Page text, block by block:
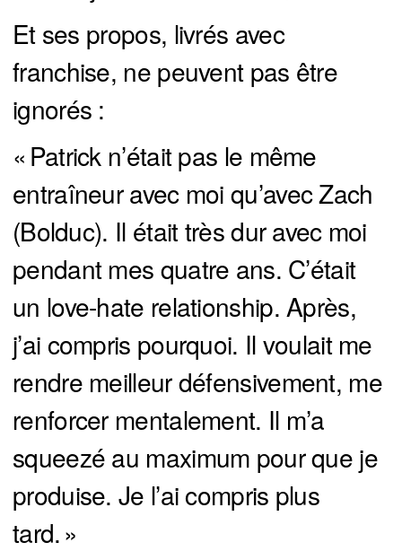
Et ses propos, livrés avec
franchise, ne peuvent pas être
ignorés :
« Patrick n’était pas le même
entraîneur avec moi qu’avec Zach
(Bolduc). Il était très dur avec moi
pendant mes quatre ans. C’était
un love-hate relationship. Après,
j’ai compris pourquoi. Il voulait me
rendre meilleur défensivement, me
renforcer mentalement. Il m’a
squeezé au maximum pour que je
produise. Je l’ai compris plus
tard. »